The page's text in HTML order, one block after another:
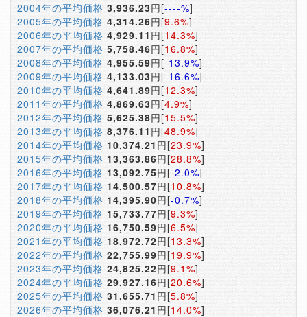
2004年の平均価格 3,936.23円[----%]
2005年の平均価格 4,314.26円[9.6%]
2006年の平均価格 4,929.11 円[14.3%]
2007年の平均価格 5,758.46円[16.8%]
2008年の平均価格 4,955.59円[-13.9%]
2009年の平均価格 4,133.03円[-16.6%]
2010年の平均価格 4,641.89円[12.3%]
2011年の平均価格 4,869.63円[4.9%]
2012年の平均価格 5,625.38円[15.5%]
2013年の平均価格 8,376.11 円[48.9%]
2014年の平均価格 10,374.21 円[23.9%]
2015年の平均価格 13,363.86円[28.8%]
2016年の平均価格 13,092.75円[-2.0%]
2017年の平均価格 14,500.57円[10.8%]
2018年の平均価格 14,395.90円[-0.7%]
2019年の平均価格 15,733.77円[9.3%]
2020年の平均価格 16,750.59円[6.5%]
2021年の平均価格 18,972.72円[13.3%]
2022年の平均価格 22,755.99円[19.9%]
2023年の平均価格 24,825.22円[9.1%]
2024年の平均価格 29,927.16円[20.6%]
2025年の平均価格 31,655.71円[5.8%]
2026年の平均価格 36,076.21 円[14.0%]